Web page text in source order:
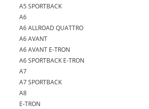
A5 SPORTBACK
A6
A6 ALLROAD QUATTRO
A6 AVANT
A6 AVANT E-TRON
A6 SPORTBACK E-TRON
A7
A7 SPORTBACK
A8
E-TRON